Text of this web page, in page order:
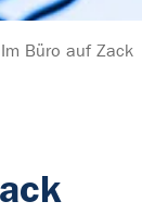
Im Büro auf Zack